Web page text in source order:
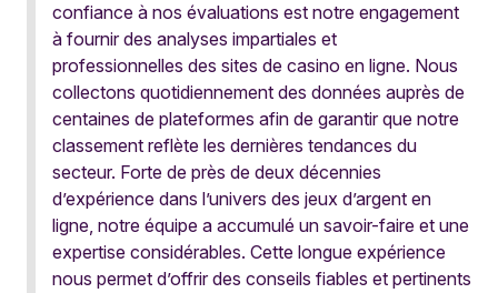
confiance à nos évaluations est notre engagement
à fournir des analyses impartiales et
professionnelles des sites de casino en ligne. Nous
collectons quotidiennement des données auprès de
centaines de plateformes afin de garantir que notre
classement reflète les dernières tendances du
secteur. Forte de près de deux décennies
d’expérience dans l’univers des jeux d’argent en
ligne, notre équipe a accumulé un savoir-faire et une
expertise considérables. Cette longue expérience
nous permet d’offrir des conseils fiables et pertinents